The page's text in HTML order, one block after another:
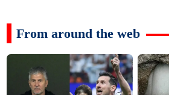
From around the web